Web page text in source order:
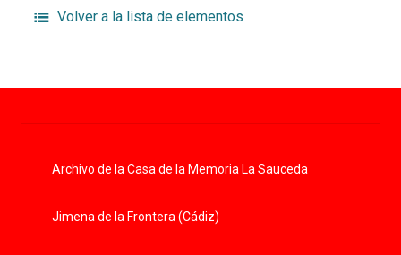
Volver a la lista de elementos
Archivo de la Casa de la Memoria La Sauceda
Jimena de la Frontera (Cádiz)